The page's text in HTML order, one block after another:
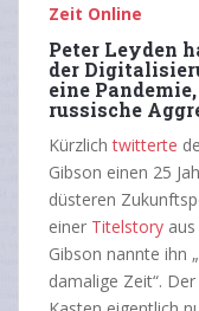
Zeit Online
Peter Leyden
der
eine
russische
Kürzlichtwitterte
Gibson einen 25
düsteren
einer Titelstory
Gibson nannte ihn
damalige Zeit“.